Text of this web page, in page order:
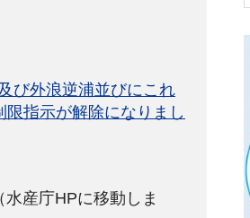
び外浪逆浦並びにこれ
指示が解除になりまし
水産庁HPに移動しま